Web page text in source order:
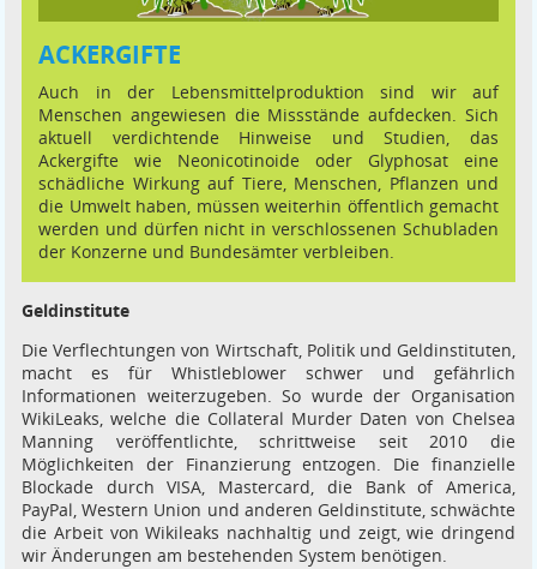
ACKERGIFTE
Auch in der Lebensmittelproduktion sind wir auf
Menschen angewiesen die Missstände aufdecken. Sich
aktuell verdichtende Hinweise und Studien, das
Ackergifte wie Neonicotinoide oder Glyphosat eine
schädliche Wirkung auf Tiere, Menschen, Pflanzen und
die Umwelt haben, müssen weiterhin öffentlich gemacht
werden und dürfen nicht in verschlossenen Schubladen
der Konzerne und Bundesämter verbleiben.
Geldinstitute
Die Verflechtungen von Wirtschaft, Politik und Geldinstituten,
macht es für Whistleblower schwer und gefährlich
Informationen weiterzugeben. So wurde der Organisation
WikiLeaks, welche die Collateral Murder Daten von Chelsea
Manning veröffentlichte, schrittweise seit 2010 die
Möglichkeiten der Finanzierung entzogen. Die finanzielle
Blockade durch VISA, Mastercard, die Bank of America,
PayPal, Western Union und anderen Geldinstitute, schwächte
die Arbeit von Wikileaks nachhaltig und zeigt, wie dringend
wir Änderungen am bestehenden System benötigen.